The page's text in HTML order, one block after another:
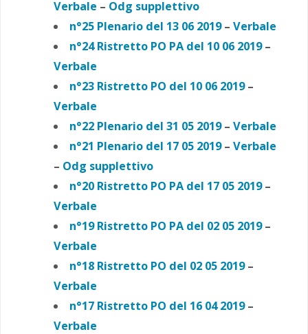
Verbale – Odg supplettivo
n°25 Plenario del 13 06 2019–Verbale
n°24 Ristretto PO PA del 10 06 2019–
Verbale
n°23 Ristretto PO del 10 06 2019–
Verbale
n°22 Plenario del 31 05 2019–Verbale
n°21 Plenario del 17 05 2019–Verbale
– Odg supplettivo
n°20 Ristretto PO PA del 17 05 2019–
Verbale
n°19 Ristretto PO PA del 02 05 2019–
Verbale
n°18 Ristretto PO del 02 05 2019–
Verbale
n°17 Ristretto PO del 16 04 2019–
Verbale